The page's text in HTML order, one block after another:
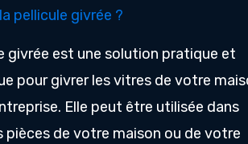
pellicule givrée ?
givrée est une solution pratique et
pour givrer les vitres de votre
Elle peut être utilisée dans
pièces de votre maison ou de votre